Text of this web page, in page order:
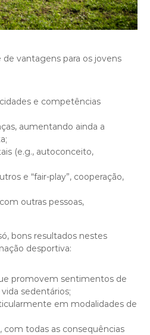
vantagens para os jovens
e competências
aumentando ainda a
(e.g., autoconceito,
e “fair-play”, cooperação,
outras pessoas,
bons resultados nestes
desportiva:
promovem sentimentos de
sedentários;
em modalidades de
todas as consequências